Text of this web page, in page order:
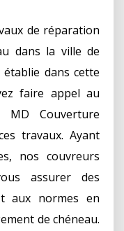
de réparation
dans la ville de
établie dans cette
faire appel au
Couverture
travaux. Ayant
nos couvreurs
assurer des
aux normes en
de chéneau.